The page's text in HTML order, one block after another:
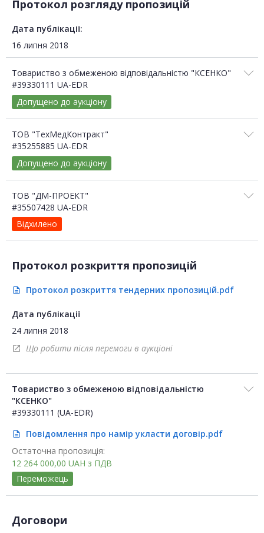
Протокол розгляду пропозицій
Дата публікації:
16 липня 2018
Товариство з обмеженою відповідальністю "КСЕНКО"
#39330111 UA-EDR
Допущено до аукціону
ТОВ "ТехМедКонтракт"
#35255885 UA-EDR
Допущено до аукціону
ТОВ "ДМ-ПРОЕКТ"
#35507428 UA-EDR
Відхилено
Протокол розкриття пропозицій
description Протокол розкриття тендерних пропозицій.pdf
Дата публікації
24 липня 2018
open_in_new Що робити після перемоги в аукціоні
Товариство з обмеженою відповідальністю
"КСЕНКО"
#39330111 (UA-EDR)
description
Повідомлення про намір укласти договір.pdf
Остаточна пропозиція:
12 264 000,00 UAH з ПДВ
Переможець
Договори